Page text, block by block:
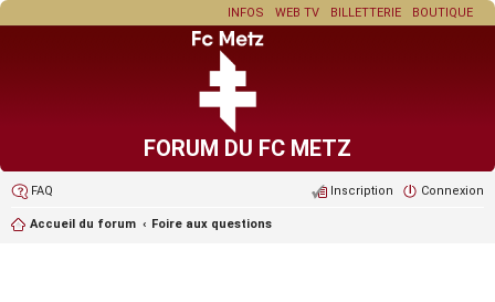
BOUTIQUE
BILLETTERIE
WEB TV
INFOS
FORUM DU FC METZ
FAQ Connexion
Inscription
Accueil du forum Foire aux questions